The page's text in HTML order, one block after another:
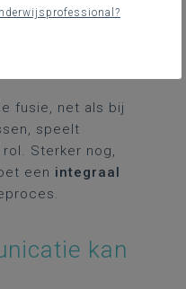
In de eerste,
fusie, net als bij
speelt
Sterker nog,
een integraal
kan